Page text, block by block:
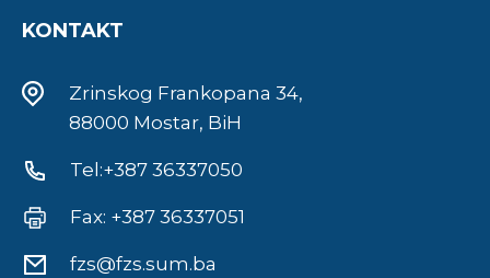
KONTAKT
Zrinskog Frankopana 34,
88000 Mostar, BiH
Tel:+387 36337050
Fax: +387 36337051
fzs@fzs.sum.ba